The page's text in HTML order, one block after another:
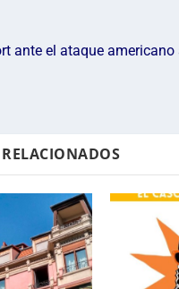
ante el ataque americano